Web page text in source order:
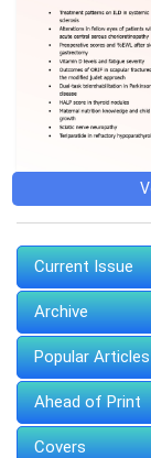
Current Issue
Archive
Popular Articles
Ahead of Print
Covers